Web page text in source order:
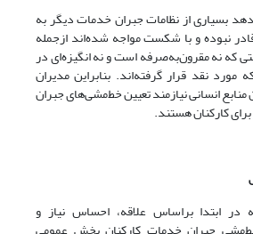
بسیاری از نظامات جبران خدمات دیگر به
قادر نبوده و با شکست مواجه شده‌‌‌‌اند ازجمله
که نه‌ مقرون‌به‌صرفه است و نه انگیزه‌ای در
مورد نقد قرار گرفته‌اند. بنابراین مدیران
منابع انسانی نیازمند تعیین خط‌مشی‌‌های جبران
کارکنان هستند.
در ابتدا براساس علاقه، احساس نیاز و